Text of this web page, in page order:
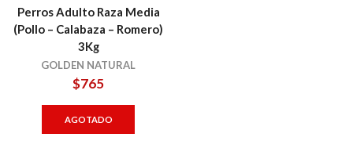
Perros Adulto Raza Media
(Pollo – Calabaza – Romero)
3Kg
GOLDEN NATURAL
$765
AGOTADO